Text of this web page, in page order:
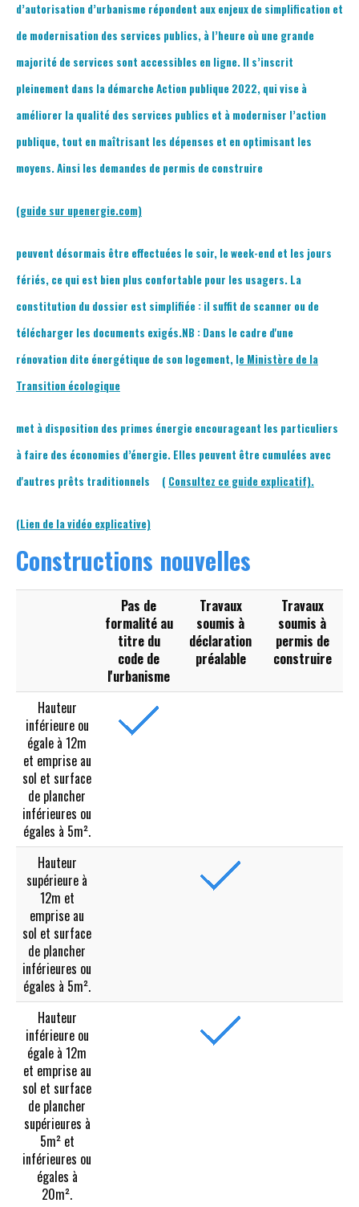
d’autorisation d’urbanisme répondent aux enjeux de simplification et
de modernisation des services publics, à l’heure où une grande
majorité de services sont accessibles en ligne. Il s’inscrit
pleinement dans la démarche Action publique 2022, qui vise à
améliorer la qualité des services publics et à moderniser l’action
publique, tout en maîtrisant les dépenses et en optimisant les
moyens. Ainsi les demandes de permis de construire
(guide sur upenergie.com)
peuvent désormais être effectuées le soir, le week-end et les jours
fériés, ce qui est bien plus confortable pour les usagers. La
constitution du dossier est simplifiée : il suffit de scanner ou de
télécharger les documents exigés.NB : Dans le cadre d'une
rénovation dite énergétique de son logement, le Ministère de la
Transition écologique
met à disposition des primes énergie encourageant les particuliers
à faire des économies d’énergie. Elles peuvent être cumulées avec
d'autres prêts traditionnels ( Consultez ce guide explicatif).
(Lien de la vidéo explicative)
Constructions nouvelles
Pas de
formalité au
titre du
code de
l'urbanisme
Travaux
soumis à
déclaration
préalable
Travaux
soumis à
permis de
construire
Hauteur
inférieure ou
égale à 12m
et emprise au
sol et surface
de plancher
inférieures ou
égales à 5m².
Hauteur
supérieure à
12m et
emprise au
sol et surface
de plancher
inférieures ou
égales à 5m².
Hauteur
inférieure ou
égale à 12m
et emprise au
sol et surface
de plancher
supérieures à
5m² et
inférieures ou
égales à
20m².